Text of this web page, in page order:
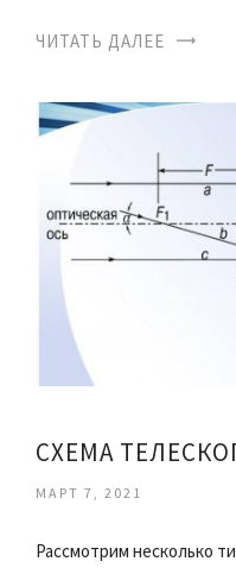
ЧИТАТЬ ДАЛЕЕ
СХЕМА
МАРТ 7, 2021
Рассмотрим несколько